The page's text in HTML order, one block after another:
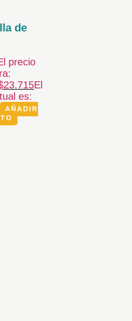
de
precio
23.715El
es:
AÑADIR